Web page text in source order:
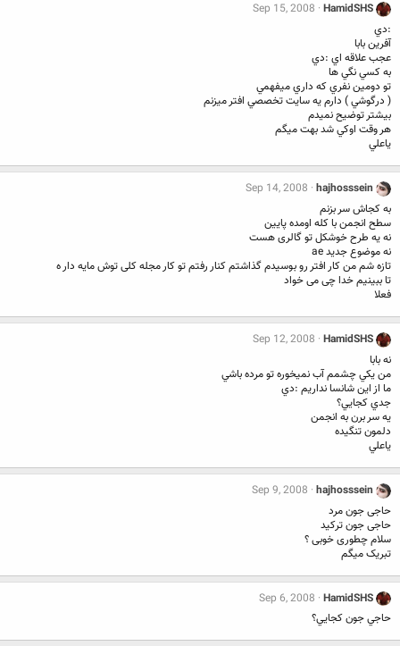
HamidSHS
Sep 15, 2008
:دي
آفرين بابا
عجب علاقه اي :دي
به كسي نگي ها
تو دومين نفري كه داري ميفهمي
( درگوشي ) دارم يه سايت تخصصي افتر ميزنم
بيشتر توضيح نميدم
هر وقت اوكي شد بهت ميگم
ياعلي
hajhosssein
Sep 14, 2008
به کجاش سر بزنم
سطح انجمن با کله اومده پایین
نه یه طرح خوشکل تو گالری هست
نه موضوع جدید ae
تازه شم من کار افتر رو بوسیدم گذاشتم کنار رفتم تو کار مجله کلی توش مایه دار ه
تا ببینیم خدا چی می خواد
فعلا
HamidSHS
Sep 12, 2008
نه بابا
من يكي چشمم آب نميخوره تو مرده باشي
ما از اين شانسا نداريم :دي
جدي كجايي؟
يه سر برن به انجمن
دلمون تنگيده
ياعلي
hajhosssein
Sep 9, 2008
حاجی جون مرد
حاجی جون ترکید
سلام چطوری خوبی ؟
تبریک میگم
HamidSHS
Sep 6, 2008
حاجي جون كجايي؟